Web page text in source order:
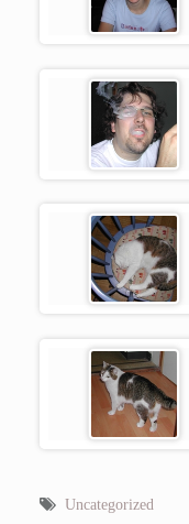
Uncategorized